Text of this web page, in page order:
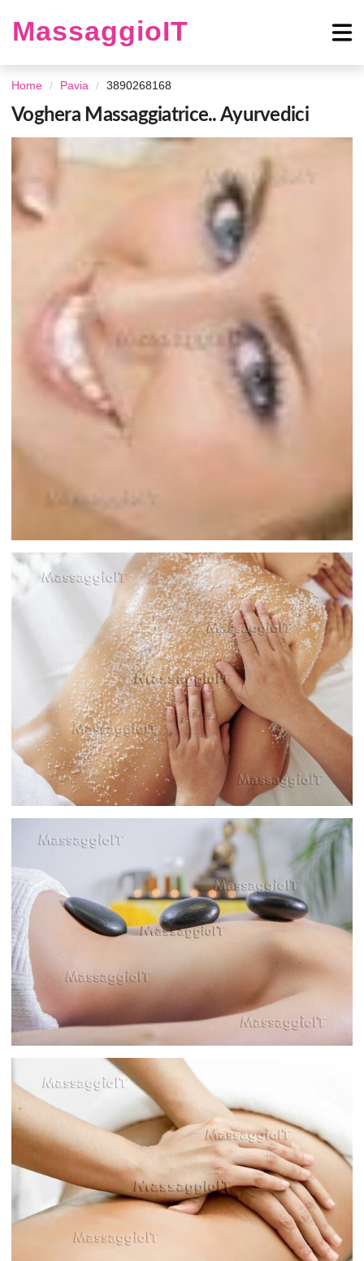
MassaggioIT
Home Pavia 3890268168
Voghera Massaggiatrice.. Ayurvedici